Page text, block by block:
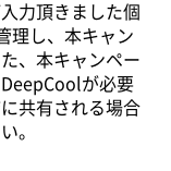
力頂きました個
理し、本キャン
、本キャンペー
が必要
共有される場合
。